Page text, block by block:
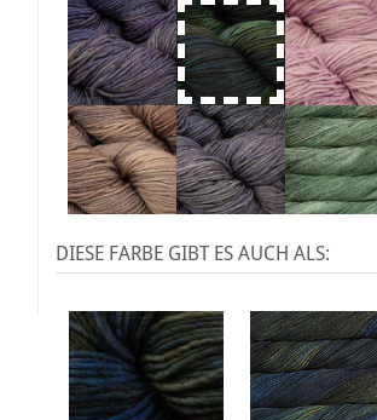
DIESE FARBE GIBT ES AUCH ALS: